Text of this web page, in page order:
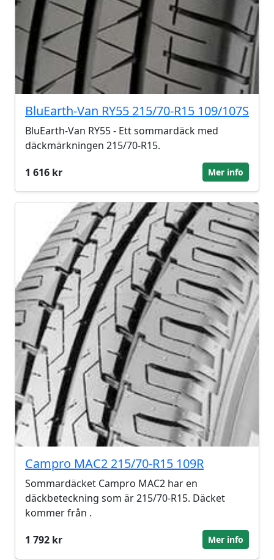
BluEarth-Van RY55 215/70-R15 109/107S
BluEarth-Van RY55 - Ett sommardäck med
däckmärkningen 215/70-R15.
1 616 kr
Mer info
Campro MAC2 215/70-R15 109R
Sommardäcket Campro MAC2 har en
däckbeteckning som är 215/70-R15. Däcket
kommer från .
1 792 kr
Mer info